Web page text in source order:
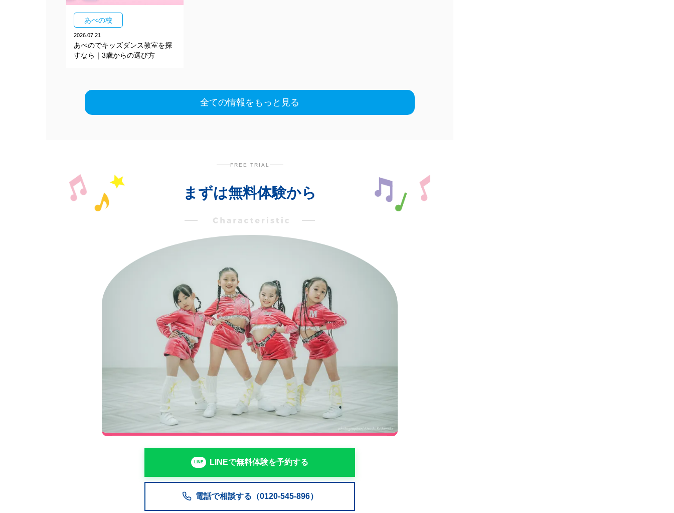
あべの校
2026.07.21
あべのでキッズダンス教室を探
すなら｜3歳からの選び方
全ての情報をもっと見る
FREE TRIAL
まずは無料体験から
LINEで無料体験を予約する
電話で相談する（0120-545-896）